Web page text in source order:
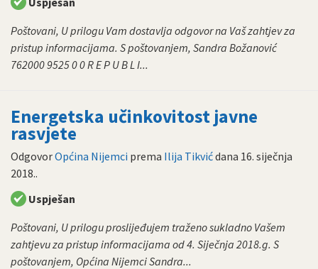
Poštovani, U prilogu Vam dostavlja odgovor na Vaš zahtjev za
pristup informacijama. S poštovanjem, Sandra Božanović
762000 9525 0 0 R E P U B L I...
Energetska učinkovitost javne
rasvjete
OdgovorOpćina Nijemci prema Ilija Tikvićdana 16. siječnja
2018..
Uspješan
Poštovani, U prilogu proslijeđujem traženo sukladno Vašem
zahtjevu za pristup informacijama od 4. Siječnja 2018.g. S
poštovanjem, Općina Nijemci Sandra...